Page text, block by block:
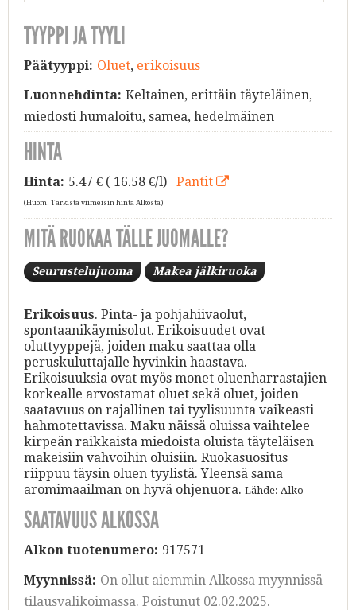
TYYPPI JA TYYLI
Päätyyppi: Oluet, erikoisuus
Luonnehdinta: Keltainen, erittäin täyteläinen,
miedosti humaloitu, samea, hedelmäinen
HINTA
Hinta: 5.47 € ( 16.58 €/l) Pantit
(Huom! Tarkista viimeisin hinta Alkosta)
MITÄ RUOKAA TÄLLE JUOMALLE?
Seurustelujuoma Makea jälkiruoka
Erikoisuus. Pinta- ja pohjahiivaolut,
spontaanikäymisolut. Erikoisuudet ovat
oluttyyppejä, joiden maku saattaa olla
peruskuluttajalle hyvinkin haastava.
Erikoisuuksia ovat myös monet oluenharrastajien
korkealle arvostamat oluet sekä oluet, joiden
saatavuus on rajallinen tai tyylisuunta vaikeasti
hahmotettavissa. Maku näissä oluissa vaihtelee
kirpeän raikkaista miedoista oluista täyteläisen
makeisiin vahvoihin oluisiin. Ruokasuositus
riippuu täysin oluen tyylistä. Yleensä sama
aromimaailman on hyvä ohjenuora. Lähde: Alko
SAATAVUUS ALKOSSA
Alkon tuotenumero: 917571
Myynnissä: On ollut aiemmin Alkossa myynnissä
tilausvalikoimassa. Poistunut 02.02.2025.